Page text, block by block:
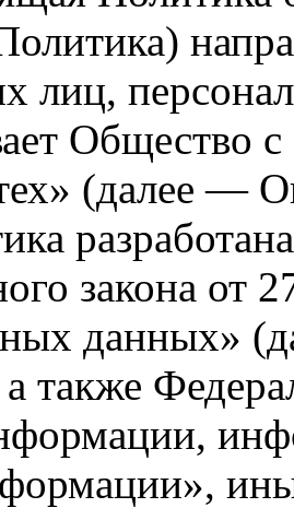
лиц,
Общество
(далее —
закона
данных»
также